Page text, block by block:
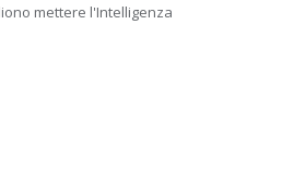
mettere l'Intelligenza